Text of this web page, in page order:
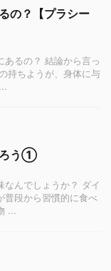
の？【プラシー
あるの？ 結論から言っ
持ちようが、身体に与
ろう①
なんでしょうか？ ダイ
普段から習慣的に食べ
...